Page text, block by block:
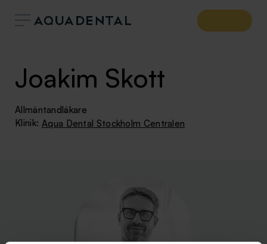
Joakim Skott
Allmäntandläkare
Klinik: Aqua Dental Stockholm Centralen